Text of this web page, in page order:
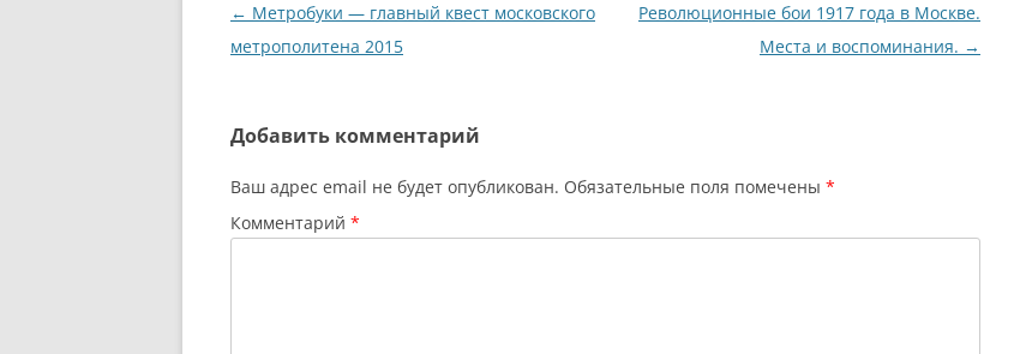
Навигация
по
← Метробуки — главный квест московского
метрополитена 2015
Революционные бои 1917 года в Москве.
Места и воспоминания. →
Добавить комментарий
Ваш адрес email не будет опубликован. Обязательные поля помечены *
Комментарий *